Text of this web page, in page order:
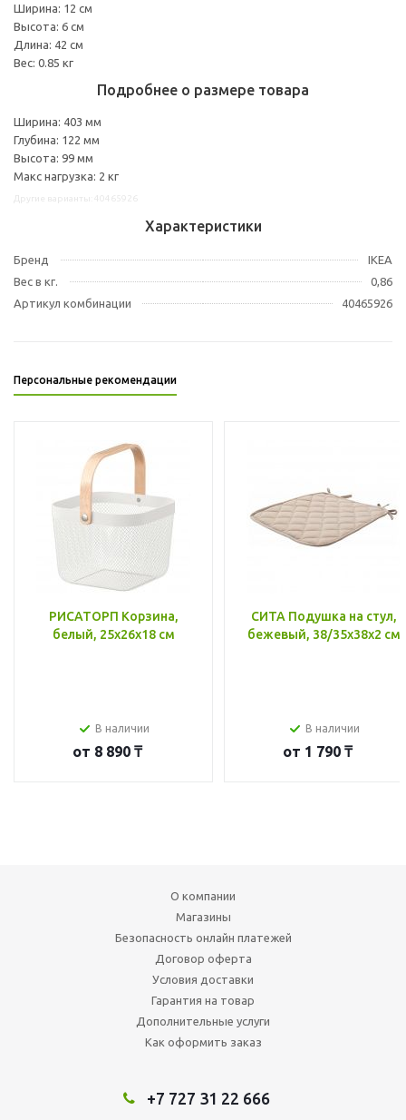
Ширина: 12 см
Высота: 6 см
Длина: 42 см
Вес: 0.85 кг
Подробнее о размере товара
Ширина: 403 мм
Глубина: 122 мм
Высота: 99 мм
Макс нагрузка: 2 кг
Характеристики
Бренд
IKEA
Вес в кг.
0,86
Артикул комбинации
40465926
Персональные рекомендации
РИСАТОРП Корзина,
белый, 25x26x18 см
В наличии
от 8 890 ₸
СИТА Подушка на стул,
бежевый, 38/35x38x2 см
В наличии
от 1 790 ₸
О компании
Магазины
Безопасность онлайн платежей
Договор оферта
Условия доставки
Гарантия на товар
Дополнительные услуги
Как оформить заказ
+7 727 31 22 666